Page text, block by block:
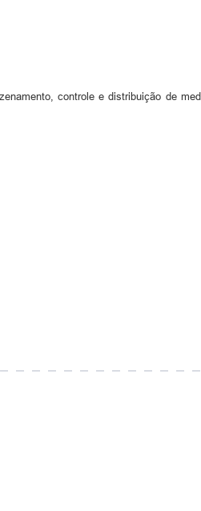
controle e distribuição de